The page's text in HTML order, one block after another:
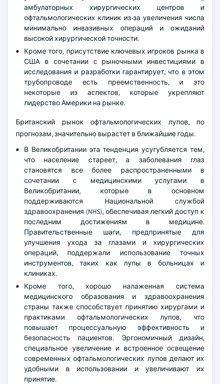
амбулаторных хирургических центров и
офтальмологических клиник из-за увеличения числа
минимально инвазивных операций и ожиданий
высокой хирургической точности.
Кроме того, присутствие ключевых игроков рынка в
США в сочетании с рыночными инвестициями в
исследования и разработки гарантирует, что в этом
трубопроводе есть преемственность, и это
некоторые из аспектов, которые укрепляют
лидерство Америки на рынке.
Британский рынок офтальмологических лупов, по
прогнозам, значительно вырастет в ближайшие годы.
В Великобритании эта тенденция усугубляется тем,
что население стареет, а заболевания глаз
становятся все более распространенными в
сочетании с медицинскими услугами в
Великобритании, которые в основном
поддерживаются Национальной службой
здравоохранения (NHS), обеспечивая легкий доступ к
последним достижениям в медицине.
Правительственные шаги, предпринятые для
улучшения ухода за глазами и хирургических
операций, поддержали использование точных
инструментов, таких как лупы в больницах и
клиниках.
Кроме того, хорошо налаженная система
медицинского образования и здравоохранения
страны также способствует принятию хирургами и
практиками офтальмологических лупов, что
повышает процессуальную эффективность и
безопасность пациентов. Эргономичный дизайн,
специальное увеличение и встроенное освещение
современных офтальмологических лупов делают их
удобными в использовании и увеличивают их
принятие.